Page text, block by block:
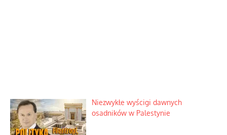
Niezwykłe wyścigi dawnych
osadników w Palestynie